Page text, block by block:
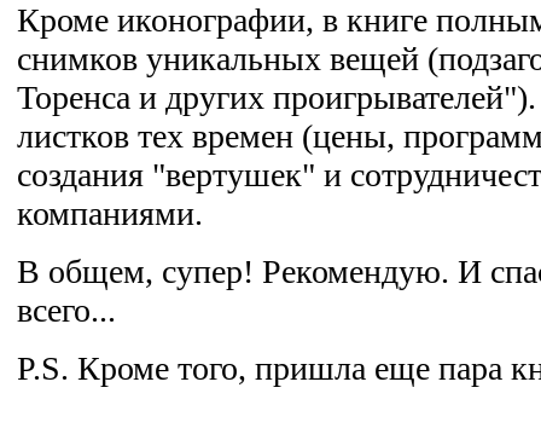
Кроме иконографии, в книге
снимков уникальных вещей
Торенса и других
листков тех времен (цены,
создания "вертушек" и
компаниями.
В общем, супер! Рекомендую. И
всего...
P.S. Кроме того, пришла еще пара